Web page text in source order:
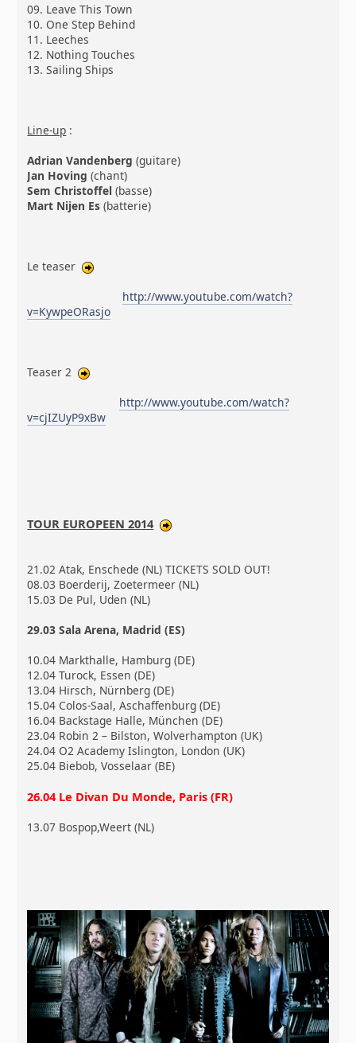
09. Leave This Town
10. One Step Behind
11. Leeches
12. Nothing Touches
13. Sailing Ships
Line-up :
Adrian Vandenberg (guitare)
Jan Hoving (chant)
Sem Christoffel (basse)
Mart Nijen Es (batterie)
Le teaser
http://www.youtube.com/watch?
v=KywpeORasjo
Teaser 2
http://www.youtube.com/watch?
v=cjIZUyP9xBw
TOUR EUROPEEN 2014
21.02 Atak, Enschede (NL) TICKETS SOLD OUT!
08.03 Boerderij, Zoetermeer (NL)
15.03 De Pul, Uden (NL)
29.03 Sala Arena, Madrid (ES)
10.04 Markthalle, Hamburg (DE)
12.04 Turock, Essen (DE)
13.04 Hirsch, Nürnberg (DE)
15.04 Colos-Saal, Aschaffenburg (DE)
16.04 Backstage Halle, München (DE)
23.04 Robin 2 – Bilston, Wolverhampton (UK)
24.04 O2 Academy Islington, London (UK)
25.04 Biebob, Vosselaar (BE)
26.04 Le Divan Du Monde, Paris (FR)
13.07 Bospop,Weert (NL)